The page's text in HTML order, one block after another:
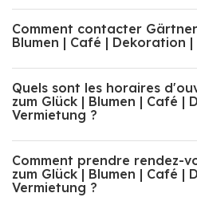
Comment contacter
Blumen | Café | Dekoration |
Quels sont les horaires
zum Glück | Blumen | Café |
Vermietung ?
Comment prendre rendez-
zum Glück | Blumen | Café |
Vermietung ?